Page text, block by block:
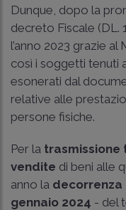
Dunque, dopo la
decreto Fiscale (DL.
l’anno 2023 grazie
così i soggetti tenuti
esonerati dal
relative alle
persone fisiche.
Per la trasmissione
vendite di beni alle
anno la decorrenza
gennaio 2024 - del